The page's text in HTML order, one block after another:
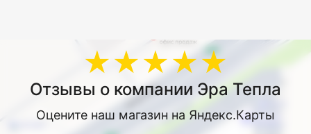
★★★★★
Отзывы о компании Эра Тепла
Оцените наш магазин на Яндекс.Карты